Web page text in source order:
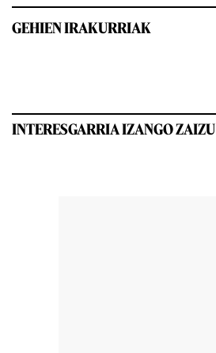
GEHIEN IRAKURRIAK
INTERESGARRIA IZANGO ZAIZU